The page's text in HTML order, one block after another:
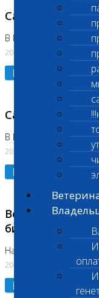
Санитарные дни
В Коломне 24.07.2026
20.07.2026
Подробнее
Санитарный
В Бутово 21.07.2026
20.07.2026
Подробнее
Возобновлено
биохимических
На Нагорной
20.07.2026
Подробнее